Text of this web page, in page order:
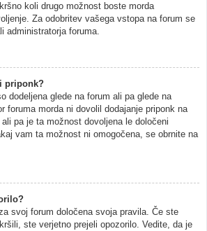
koli drugo možnost boste morda
Za odobritev vašega vstopa na forum se
administratorja foruma.
priponk?
dodeljena glede na forum ali pa glede na
foruma morda ni dovolil dodajanje priponk na
pa je ta možnost dovoljena le določeni
vam ta možnost ni omogočena, se obrnite na
svoj forum določena svoja pravila. Če ste
ste verjetno prejeli opozorilo. Vedite, da je